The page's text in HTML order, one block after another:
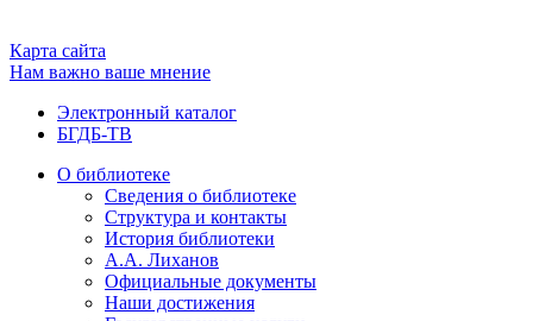
Карта сайта
Нам важно ваше мнение
Электронный каталог
БГДБ-ТВ
О библиотеке
Сведения о библиотеке
Структура и контакты
История библиотеки
А.А. Лиханов
Официальные документы
Наши достижения